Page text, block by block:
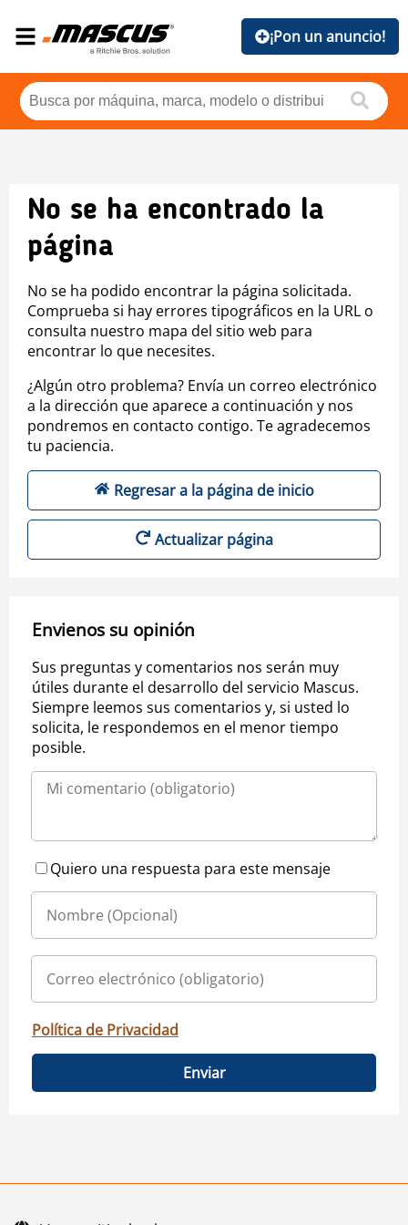
¡Pon un anuncio!
No se ha encontrado la
página
No se ha podido encontrar la página solicitada.
Comprueba si hay errores tipográficos en la URL o
consulta nuestro mapa del sitio web para
encontrar lo que necesites.
¿Algún otro problema? Envía un correo electrónico
a la dirección que aparece a continuación y nos
pondremos en contacto contigo. Te agradecemos
tu paciencia.
Regresar a la página de inicio
Actualizar página
Envienos su opinión
Sus preguntas y comentarios nos serán muy
útiles durante el desarrollo del servicio Mascus.
Siempre leemos sus comentarios y, si usted lo
solicita, le respondemos en el menor tiempo
posible.
Quiero una respuesta para este mensaje
Política de Privacidad
Enviar